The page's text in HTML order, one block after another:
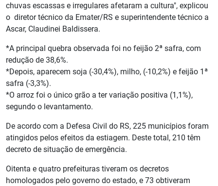
chuvas escassas e irregulares afetaram a cultura", explicou
o diretor técnico da Emater/RS e superintendente técnico a
Ascar, Claudinei Baldissera.
*A principal quebra observada foi no feijão 2ª safra, com
redução de 38,6%.
*Depois, aparecem soja (-30,4%), milho, (-10,2%) e feijão 1ª
safra (-3,3%).
*O arroz foi o único grão a ter variação positiva (1,1%),
segundo o levantamento.
De acordo com a Defesa Civil do RS, 225 municípios foram
atingidos pelos efeitos da estiagem. Deste total, 210 têm
decreto de situação de emergência.
Oitenta e quatro prefeituras tiveram os decretos
homologados pelo governo do estado, e 73 obtiveram